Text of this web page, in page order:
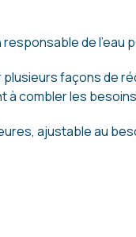
de l’eau
façons de
à combler les
ajustable au